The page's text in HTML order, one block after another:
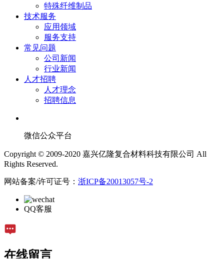
特殊纤维制品
技术服务
应用领域
服务支持
常见问题
公司新闻
行业新闻
人才招聘
人才理念
招聘信息
微信公众平台
Copyright © 2009-2020 嘉兴亿隆复合材料科技有限公司 All
Rights Reserved.
网站备案/许可证号： 浙ICP备20013057号-2
QQ客服
在线留言